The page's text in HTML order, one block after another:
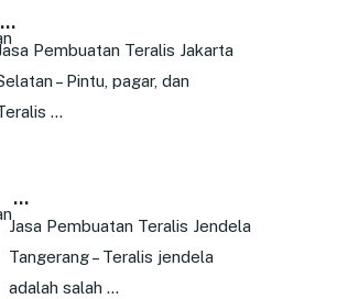
…
Pembuatan Teralis Jakarta
– Pintu, pagar, dan
…
…
Jasa Pembuatan Teralis Jendela
Tangerang – Teralis jendela
adalah salah …